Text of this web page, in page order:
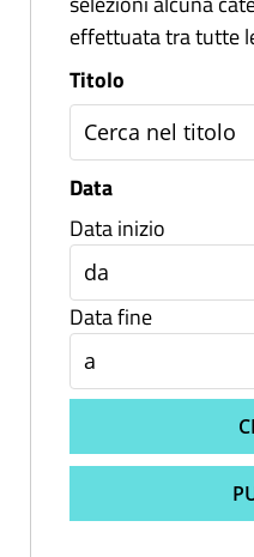
effettuata tra tutte
Titolo
Data
Data inizio
Data fine